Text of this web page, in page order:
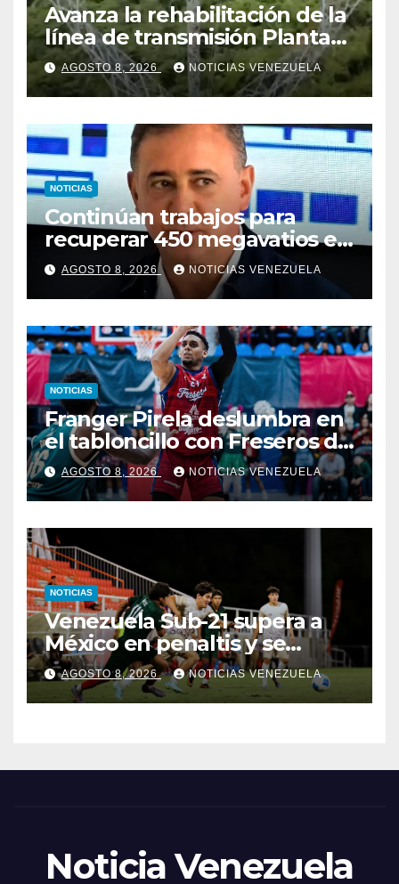
Avanza la rehabilitación de la
línea de transmisión Planta
Centro – Yaracuy
AGOSTO 8, 2026 NOTICIAS VENEZUELA
NOTICIAS
Continúan trabajos para
recuperar 450 megavatios en
Termocarabobo tras sismos
AGOSTO 8, 2026 NOTICIAS VENEZUELA
NOTICIAS
Franger Pirela deslumbra en
el tabloncillo con Freseros de
Irapuato
AGOSTO 8, 2026 NOTICIAS VENEZUELA
NOTICIAS
Venezuela Sub-21 supera a
México en penaltis y se
adjudica el oro
AGOSTO 8, 2026 NOTICIAS VENEZUELA
Noticia Venezuela